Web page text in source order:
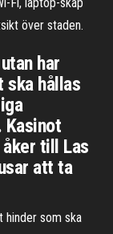
över staden.
har
hållas
Kasinot
till Las
att ta
hinder som ska